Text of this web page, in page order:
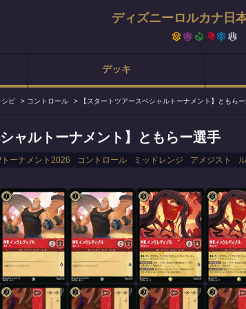
ディズニーロルカナ日
デッキ
シピ > コントロール > 【スタートツアースペシャルトーナメント】ともら
ャルトーナメント】ともらー選手​
ーナメント2026 コントロール ミッドレンジ アメジスト